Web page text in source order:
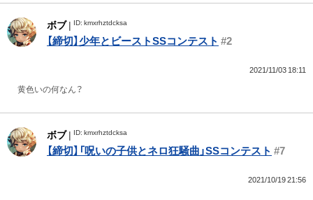
ボブ| ID: kmxrhztdcksa
【締切】少年とビーストSSコンテスト #2
2021/11/03 18:11
黄色いの何なん？
ボブ| ID: kmxrhztdcksa
【締切】「呪いの子供とネロ狂騒曲」SSコンテスト #7
2021/10/19 21:56